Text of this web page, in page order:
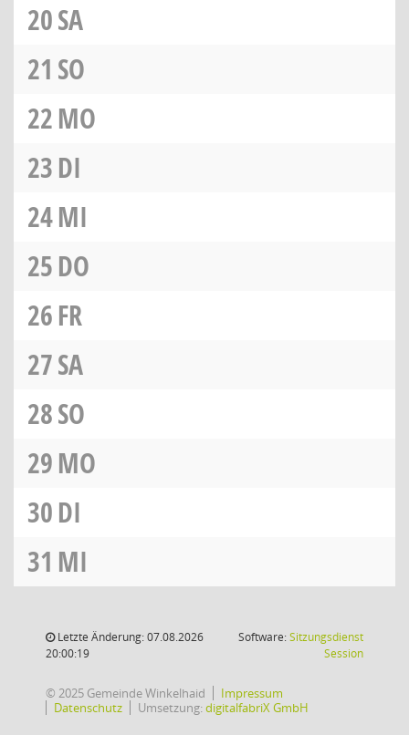
20SA
21 SO
22MO
23DI
24MI
25DO
26FR
27SA
28SO
29MO
30DI
31 MI
Letzte Änderung: 07.08.2026
20:00:19
Software:Sitzungsdienst
Session(Wird in
© 2025 Gemeinde Winkelhaid
Impressum
Datenschutz
Umsetzung:digitalfabriX GmbH